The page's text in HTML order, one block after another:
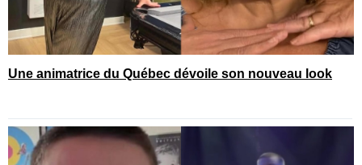
Une animatrice du Québec dévoile son nouveau look